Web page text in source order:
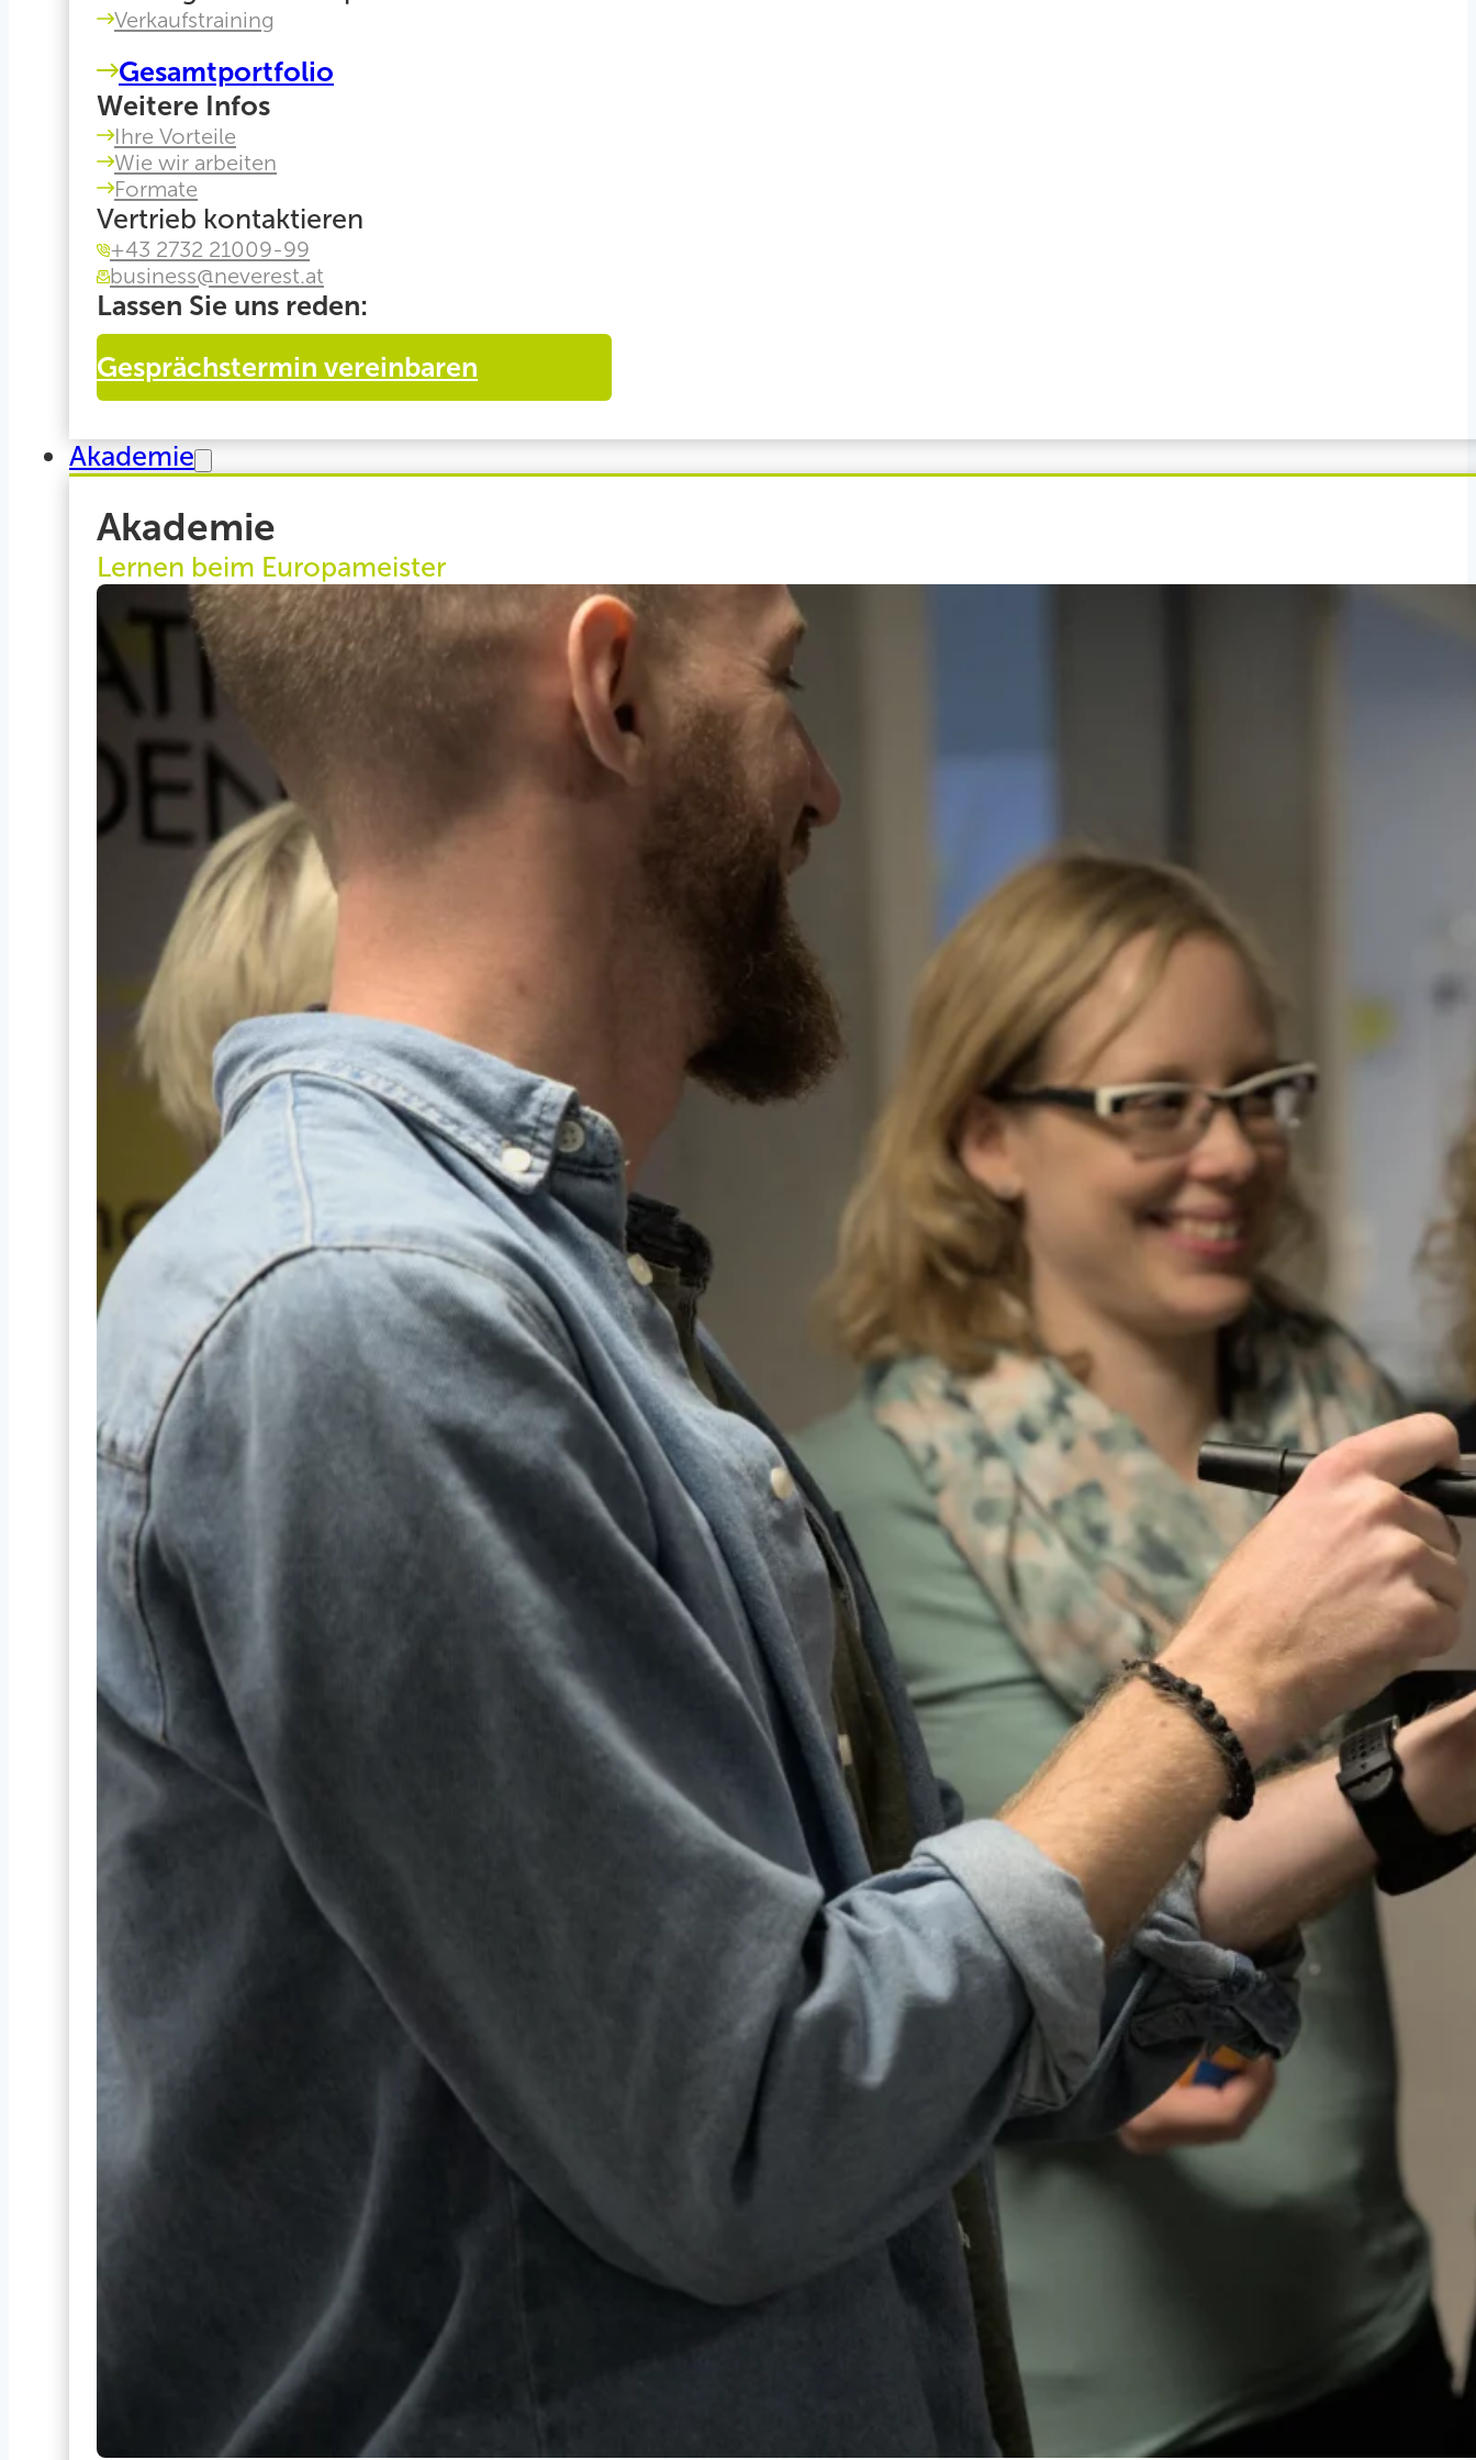
Verkaufstraining
Gesamtportfolio
Weitere Infos
Ihre Vorteile
Wie wir arbeiten
Formate
Vertrieb kontaktieren
+43 2732 21009-99
business@neverest.at
Lassen Sie uns reden:
Gesprächstermin vereinbaren
Akademie
Akademie
Lernen beim Europameister